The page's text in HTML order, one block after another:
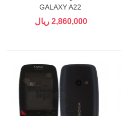
GALAXY A22
2,860,000 ریال